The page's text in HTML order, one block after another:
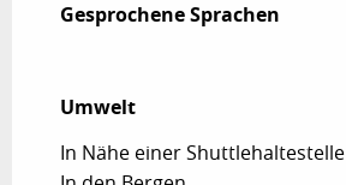
Gesprochene Sprachen
Gesprochene Sprachen
Umwelt
Umwelt
In Nähe einer Shuttlehaltestelle